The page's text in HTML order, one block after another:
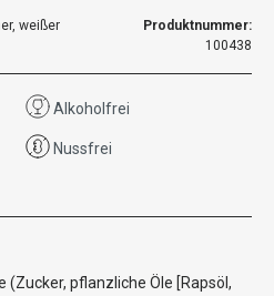
weißer
Produktnummer:
100438
Alkoholfrei
Nussfrei
(Zucker, pflanzliche Öle [Rapsöl,